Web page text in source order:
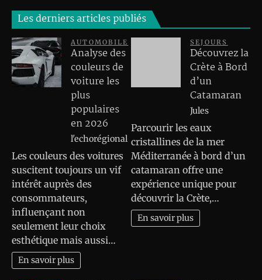
Les derniers articles publiés
AUTOMOBILE
Analyse des
couleurs de
voiture les
plus
populaires
en 2026
l'echorégional
Les couleurs des voitures
suscitent toujours un vif
intérêt auprès des
consommateurs,
influençant non
seulement leur choix
esthétique mais aussi…
En savoir plus
SEJOURS
Découvrez la
Crète à Bord
d’un
Catamaran
Jules
Parcourir les eaux
cristallines de la mer
Méditerranée à bord d’un
catamaran offre une
expérience unique pour
découvrir la Crète,…
En savoir plus